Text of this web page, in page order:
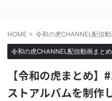
HOME > 令和の虎CHANNEL配信
令和の虎CHANNEL配信動画まとめ
【令和の虎まとめ
ストアルバムを制作